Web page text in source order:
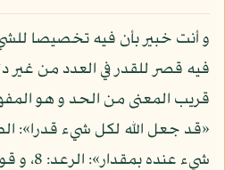
و أنت خبير بأن فيه تخصيصا
فيه قصر للقدر في العدد من غير
قريب المعنى من الحد و هو
شيء عنده